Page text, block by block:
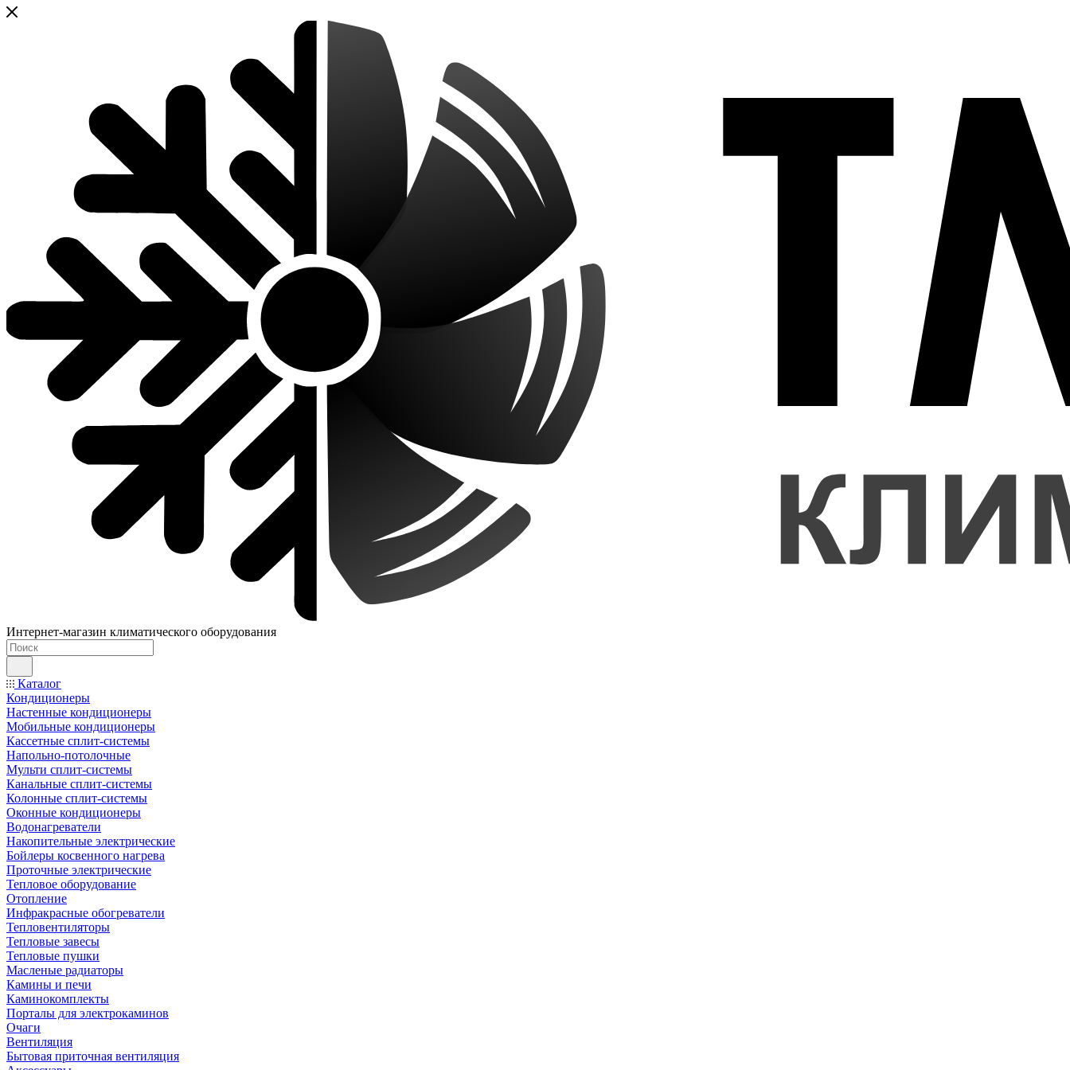
Интернет-магазин климатического оборудования
Каталог
Кондиционеры
Настенные кондиционеры
Мобильные кондиционеры
Кассетные сплит-системы
Напольно-потолочные
Мульти сплит-системы
Канальные сплит-системы
Колонные сплит-системы
Оконные кондиционеры
Водонагреватели
Накопительные электрические
Бойлеры косвенного нагрева
Проточные электрические
Тепловое оборудование
Отопление
Инфракрасные обогреватели
Тепловентиляторы
Тепловые завесы
Тепловые пушки
Масленые радиаторы
Камины и печи
Каминокомплекты
Порталы для электрокаминов
Очаги
Вентиляция
Бытовая приточная вентиляция